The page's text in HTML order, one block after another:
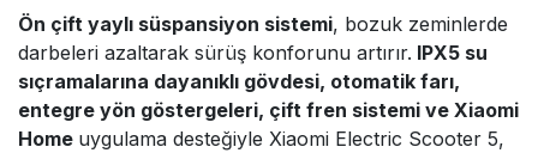
Ön çift yaylı süspansiyon sistemi, bozuk zeminlerde
darbeleri azaltarak sürüş konforunu artırır. IPX5 su
sıçramalarına dayanıklı gövdesi, otomatik farı,
entegre yön göstergeleri, çift fren sistemi ve Xiaomi
Home uygulama desteğiyle Xiaomi Electric Scooter 5,